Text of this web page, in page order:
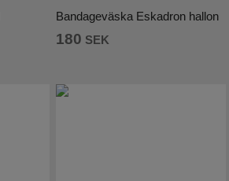
Bandageväska Eskadron hallon
180 SEK